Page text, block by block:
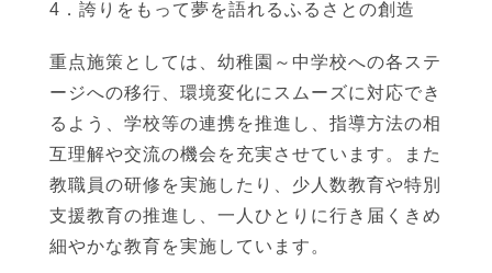
4．誇りをもって夢を語れるふるさとの創造
重点施策としては、幼稚園～中学校への各ステ
ージへの移行、環境変化にスムーズに対応でき
るよう、学校等の連携を推進し、指導方法の相
互理解や交流の機会を充実させています。また
教職員の研修を実施したり、少人数教育や特別
支援教育の推進し、一人ひとりに行き届くきめ
細やかな教育を実施しています。